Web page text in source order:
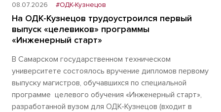
08.07.2026 #ОДК-Кузнецов
На ОДК-Кузнецов трудоустроился первый
выпуск «целевиков» программы
«Инженерный старт»
В Самарском государственном техническом
университете состоялось вручение дипломов первому
выпуску магистров, обучавшихся по специальной
программе целевого обучения «Инженерный старт»,
разработанной вузом для ОДК-Кузнецов (входит в